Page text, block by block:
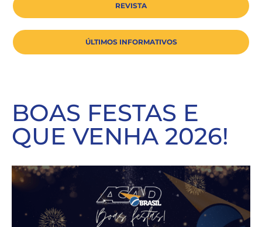
REVISTA
ÚLTIMOS INFORMATIVOS
BOAS FESTAS E
QUE VENHA 2026!